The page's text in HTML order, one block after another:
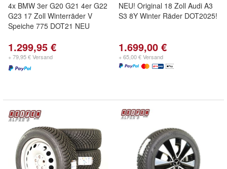
4x BMW 3er G20 G21 4er G22
G23 17 Zoll Winterräder V
Speiche 775 DOT21 NEU
1.299,95 €
+ 79,95 € Versand
NEU! Original 18 Zoll Audi A3
S3 8Y Winter Räder DOT2025!
1.699,00 €
+ 65,00 € Versand